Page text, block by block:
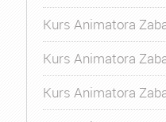
Kurs Animatora
Kurs Animatora
Kurs Animatora